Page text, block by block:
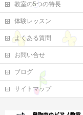
教室の5つの特長
体験レッスン
よくある質問
お問い合せ
ブログ
サイトマップ